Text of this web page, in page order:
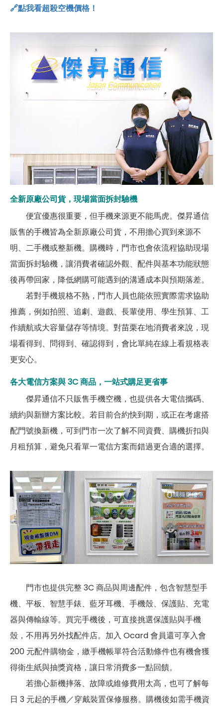
🔗點我看超殺空機價格！
全新原廠公司貨，現場當面拆封驗機
便宜優惠很重要，但手機來源更不能馬虎。傑昇通信
販售的手機皆為全新原廠公司貨，不用擔心買到來源不
明、二手機或整新機。購機時，門市也會依流程協助現場
當面拆封驗機，讓消費者確認外觀、配件與基本功能狀態
後再帶回家，降低網購可能遇到的溝通成本與預期落差。
若對手機規格不熟，門市人員也能依照實際需求協助
推薦，例如拍照、追劇、遊戲、長輩使用、學生預算、工
作續航或大容量儲存等情境。對苗栗在地消費者來說，現
場看得到、問得到、確認得到，會比單純在線上看規格表
更安心。
各大電信方案與 3C 商品，一站式購足更省事
傑昇通信不只販售手機空機，也提供各大電信攜碼、
續約與新辦方案比較。若目前合約快到期，或正在考慮搭
配門號換新機，可到門市一次了解不同資費、購機折扣與
月租預算，避免只看單一電信方案而錯過更合適的選擇。
門市也提供完整 3C 商品與周邊配件，包含智慧型手
機、平板、智慧手錶、藍牙耳機、手機殼、保護貼、充電
器與傳輸線等。買完手機後，可直接挑選保護貼與手機
殼，不用再另外找配件店。加入 Ocard 會員還可享入會
200 元配件購物金，繳手機帳單符合活動條件也有機會獲
得衛生紙與抽獎資格，讓日常消費多一點回饋。
若擔心新機摔落、故障或維修費用太高，也可了解每
日 3 元起的手機／穿戴裝置保修服務。購機後如需手機資